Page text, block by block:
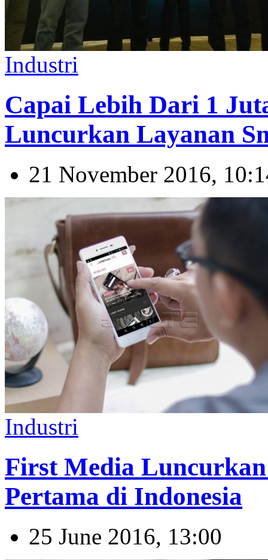
Industri
Capai Lebih Dari 1
Luncurkan Layanan
21 November 2016,
Industri
First Media
Pertama di Indonesia
25 June 2016, 13:00